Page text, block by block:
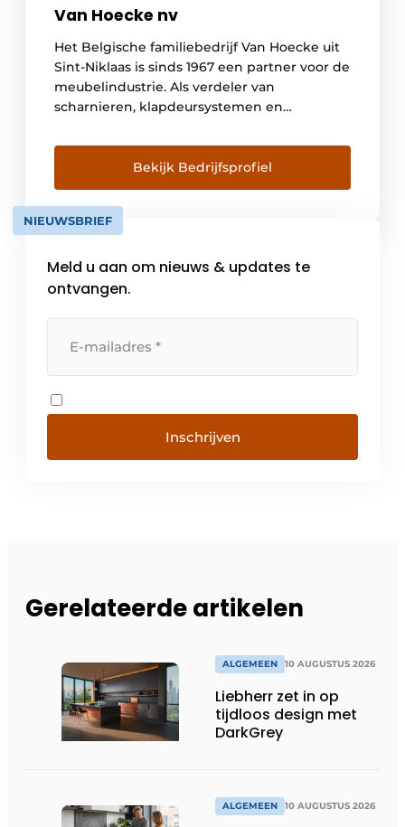
Van Hoecke nv
Het Belgische familiebedrijf Van Hoecke uit
Sint-Niklaas is sinds 1967 een partner voor de
meubelindustrie. Als verdeler van
scharnieren, klapdeursystemen en
Blum aan keuken- en interieurbouwers in de
Benelux, is het al jaren marktleider.
Daarnaast creëerden ze met ORGALUX een
eigen merk van lade-indelingen en
keukenhulpjes. Sinds 2014 brengt Van […]
Bekijk Bedrijfsprofiel
NIEUWSBRIEF
Meld u aan om nieuws & updates te
ontvangen.
Inschrijven
Gerelateerde artikelen
ALGEMEEN 10 AUGUSTUS 2026
Liebherr zet in op
tijdloos design met
DarkGrey
ALGEMEEN 10 AUGUSTUS 2026